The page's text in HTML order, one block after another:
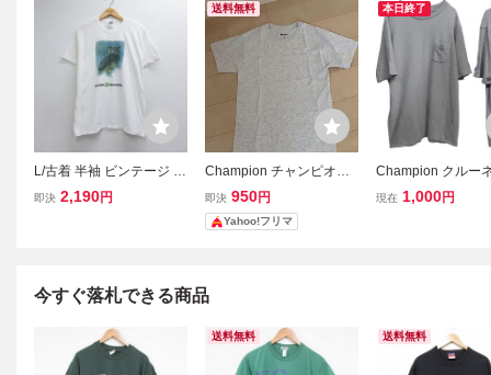
L/古着 半袖 ビンテージ T
シャツ メンズ 00年代 00s
即決 2,190円
送料無料
Champion チャンピオン
半袖 Tシャツ グレー クル
ーネック メンズ
即決 950円
Yahoo!フリマ
本日終了
Champion クルー
ポケット Tシャツ
現在 1,000円
今すぐ落札できる商品
送料無料 送料無料